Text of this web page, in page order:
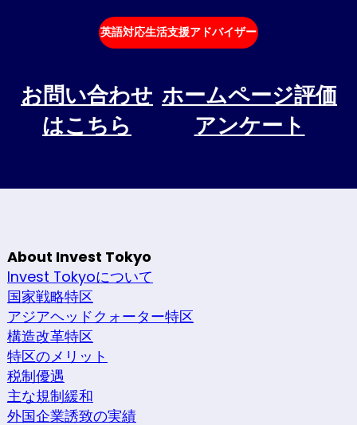
英語対応生活支援アドバイザー
お問い合わせ
はこちら
ホームページ評価
アンケート
About Invest Tokyo
Invest Tokyoについて
国家戦略特区
アジアヘッドクォーター特区
構造改革特区
特区のメリット
税制優遇
主な規制緩和
外国企業誘致の実績